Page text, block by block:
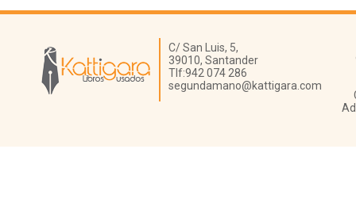
Librería Kattigara
C/ San Luis, 5,
39010, Santander
Tlf:942 074 286
segundamano@kattigara.com